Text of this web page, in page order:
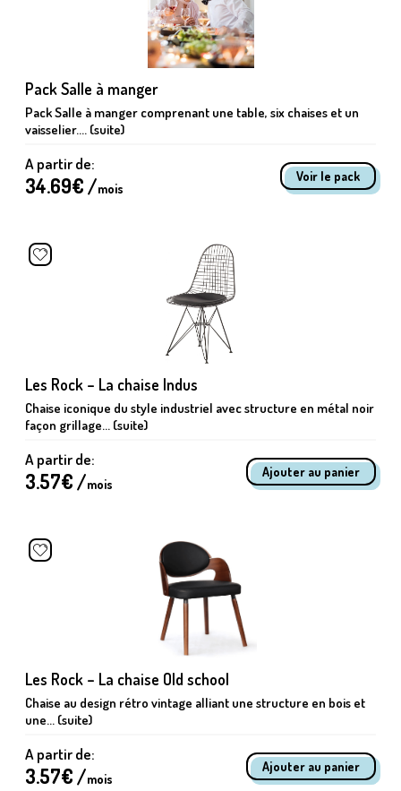
Pack Salle à manger
Pack Salle à manger comprenant une table, six chaises et un
vaisselier.... (suite)
A partir de:
34.69€ /mois
Voir le pack
Les Rock – La chaise Indus
Chaise iconique du style industriel avec structure en métal noir
façon grillage... (suite)
A partir de:
3.57€ /mois
Les Rock – La chaise Old school
Chaise au design rétro vintage alliant une structure en bois et
une... (suite)
A partir de:
3.57€ /mois